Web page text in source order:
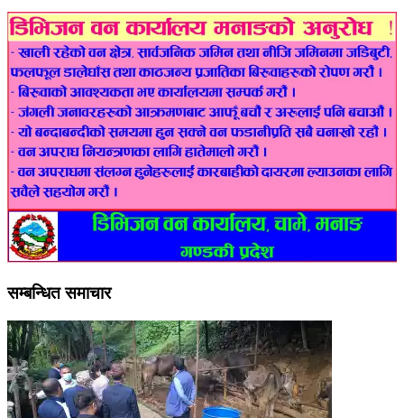
सम्बन्धित समाचार